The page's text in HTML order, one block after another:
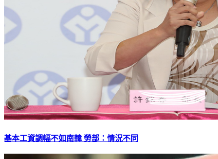
基本工資調幅不如南韓 勞部：情況不同